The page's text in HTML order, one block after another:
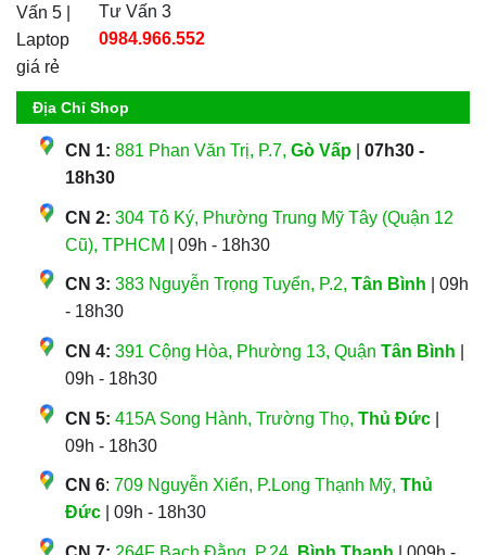
Tư Vấn 3
0984.966.552
Địa Chỉ Shop
CN 1: 881 Phan Văn Trị, P.7, Gò Vấp
07h30 -
18h30
CN 2: 304 Tô Ký, Phường Trung Mỹ Tây (Quận 12
Cũ), TPHCM
| 09h - 18h30
CN 3: 383 Nguyễn Trọng Tuyển, P.2, Tân Bình | 09h
- 18h30
CN 4: 391 Cộng Hòa, Phường 13, Quận Tân Bình
09h - 18h30
CN 5: 415A Song Hành, Trường Thọ, Thủ Đức
09h - 18h30
CN 6: 709 Nguyễn Xiển, P.Long Thạnh Mỹ, Thủ
Đức | 09h - 18h30